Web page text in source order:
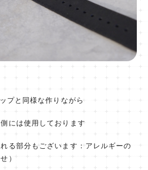
プと同様な作りながら
には使用しております
れる部分もございます：アレルギーの
）